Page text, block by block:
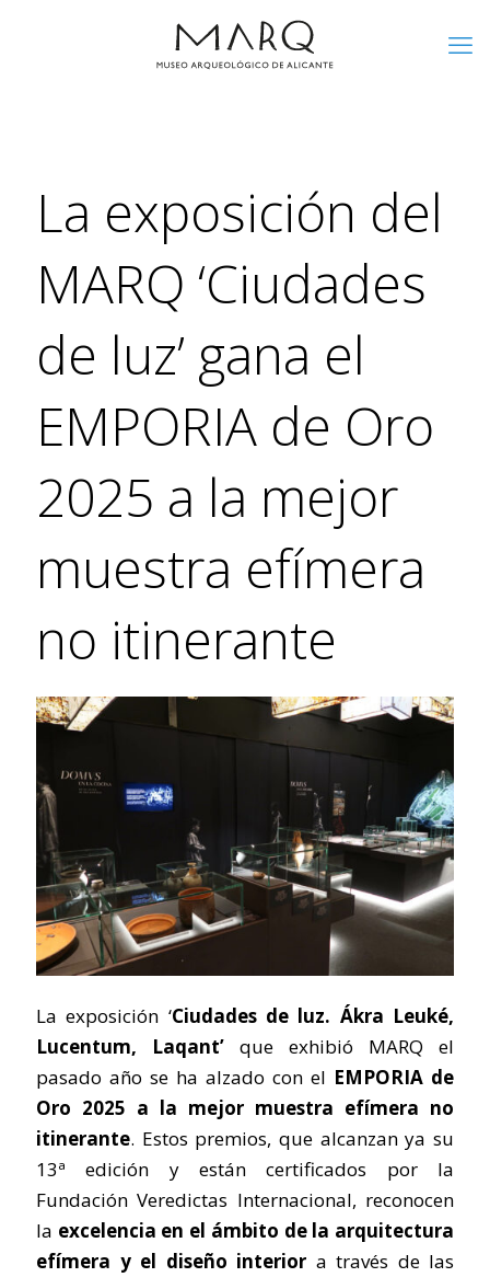
La exposición del
MARQ ‘Ciudades
de luz’ gana el
EMPORIA de Oro
2025 a la mejor
muestra efímera
no itinerante
La exposición ‘Ciudades de luz. Ákra Leuké,
Lucentum, Laqant’ que exhibió MARQ el
pasado año se ha alzado con el EMPORIA de
Oro 2025 a la mejor muestra efímera no
itinerante. Estos premios, que alcanzan ya su
13ª edición y están certificados por la
Fundación Veredictas Internacional, reconocen
la excelencia en el ámbito de la arquitectura
efímera y el diseño interior a través de las